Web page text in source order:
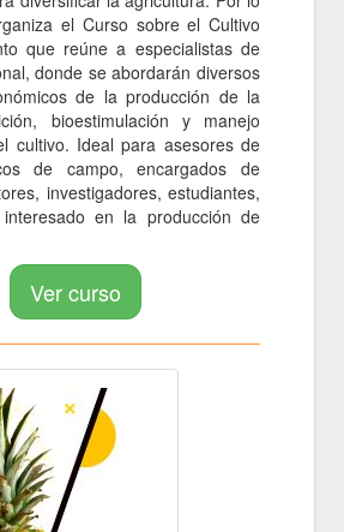
el Curso sobre el Cultivo
que reúne a especialistas de
donde se abordarán diversos
de la producción de la
bioestimulación y manejo
cultivo. Ideal para asesores de
de campo, encargados de
investigadores, estudiantes,
en la producción de
Ver curso